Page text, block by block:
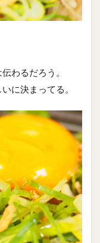
わるだろう。
に決まってる。